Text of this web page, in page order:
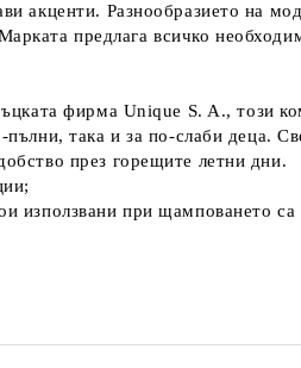
акценти. Разнообразието на
предлага всичко
фирма Unique S. A., този
така и за по-слаби деца.
през горещите летни дни.
използвани при щамповането